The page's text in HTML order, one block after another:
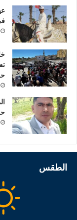
الطقس